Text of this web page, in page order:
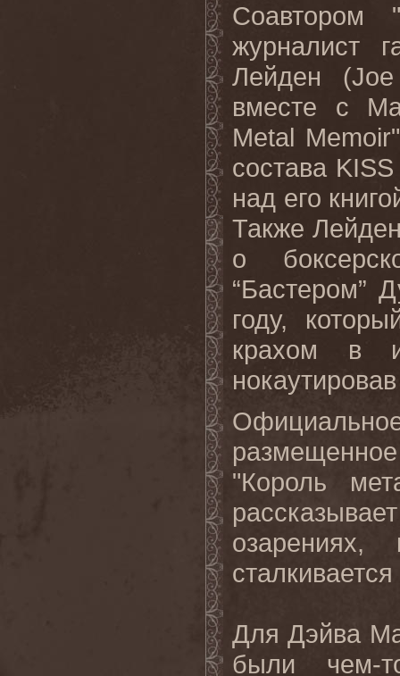
Соавтором
журналист
Лейден
вместе с
Metal
состава
над его
Также
о
“Бастером”
году,
крахом в
"Король
озарениях,
Для Дэйва
были чем-